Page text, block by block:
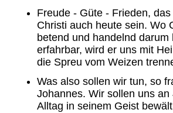
Freude - Güte - Frieden,
Christi auch heute sein. Wo
betend und handelnd
erfahrbar, wird er uns mit
die Spreu vom Weizen
Was also sollen wir tun, so
Johannes. Wir sollen uns
Alltag in seinem Geist